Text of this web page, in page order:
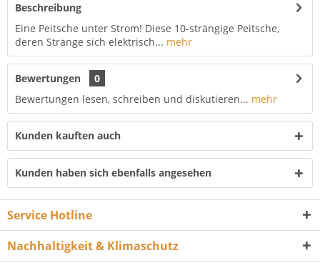
Beschreibung
Eine Peitsche unter Strom! Diese 10-strängige Peitsche,
deren Stränge sich elektrisch... mehr
Bewertungen
0
Bewertungen lesen, schreiben und diskutieren... mehr
Kunden kauften auch
Kunden haben sich ebenfalls angesehen
Service Hotline
Nachhaltigkeit & Klimaschutz